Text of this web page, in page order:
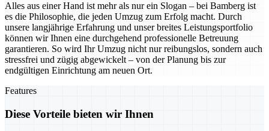
Alles aus einer Hand ist mehr als nur ein Slogan – bei Bamberg ist
es die Philosophie, die jeden Umzug zum Erfolg macht. Durch
unsere langjährige Erfahrung und unser breites Leistungsportfolio
können wir Ihnen eine durchgehend professionelle Betreuung
garantieren. So wird Ihr Umzug nicht nur reibungslos, sondern auch
stressfrei und zügig abgewickelt – von der Planung bis zur
endgültigen Einrichtung am neuen Ort.
Features
Diese Vorteile bieten wir Ihnen